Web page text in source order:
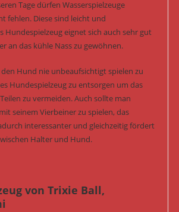
Tage dürfen Wasserspielzeuge
fehlen. Diese sind leicht und
Hundespielzeug eignet sich auch sehr gut
an das kühle Nass zu gewöhnen.
Hund nie unbeaufsichtigt spielen zu
Hundespielzeug zu entsorgen um das
zu vermeiden. Auch sollte man
seinem Vierbeiner zu spielen, das
interessanter und gleichzeitig fördert
Halter und Hund.
von Trixie Ball,